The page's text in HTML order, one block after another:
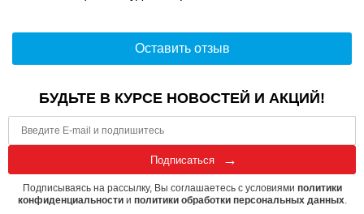
Оставить отзыв
БУДЬТЕ В КУРСЕ НОВОСТЕЙ И АКЦИЙ!
Подписаться
Подписываясь на рассылку, Вы соглашаетесь с условиями политики
конфиденциальностии политики обработки персональных данных.